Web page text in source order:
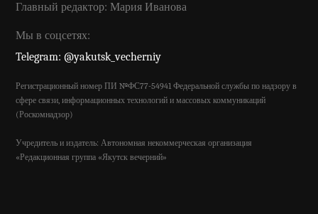
Главный редактор: Мария Иванова
Мы в соцсетях:
Telegram: @yakutsk_vecherniy
Регистрационный номер ПИ №ФС77-54941 Федеральной службы по надзору в
сфере связи, информационных технологий и массовых коммуникаций
(Роскомнадзор)
Учредитель и издатель: Автономная некоммерческая организация
«Редакционная группа «Якутск вечерний»